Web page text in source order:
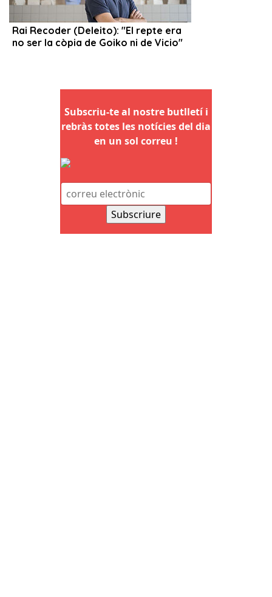
Subscriu-te al nostre butlletí i
rebràs totes les notícies del dia
en un sol correu !